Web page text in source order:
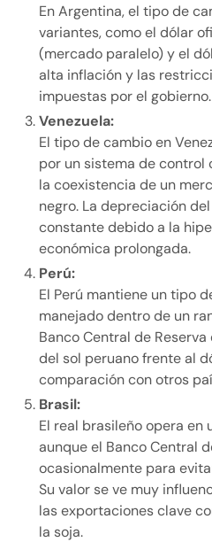
En Argentina, el tipo de
variantes, como el dólar
(mercado paralelo) y el
alta inflación y las
impuestas por el gobierno.
Venezuela:
El tipo de cambio en
por un sistema de control
la coexistencia de un
negro. La depreciación
constante debido a la
económica prolongada.
Perú:
El Perú mantiene un tipo
manejado dentro de un
Banco Central de
del sol peruano frente al
comparación con otros
Brasil:
El real brasileño opera en
aunque el Banco Central
ocasionalmente para
Su valor se ve muy
las exportaciones clave
la soja.